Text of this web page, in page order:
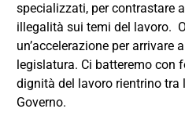
specializzati, per contrastare
illegalità sui temi del lavoro.
un’accelerazione per arrivare
legislatura. Ci batteremo con
dignità del lavoro rientrino tra
Governo.